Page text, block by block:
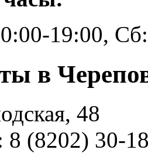
19:00,
в
48
8 (8202) 30-